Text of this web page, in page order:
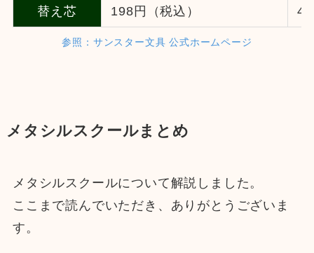
替え芯 198円（税込）
参照：サンスター文具 公式ホームページ
メタシルスクールまとめ
メタシルスクールについて解説しました。
ここまで読んでいただき、ありがとうございま
す。